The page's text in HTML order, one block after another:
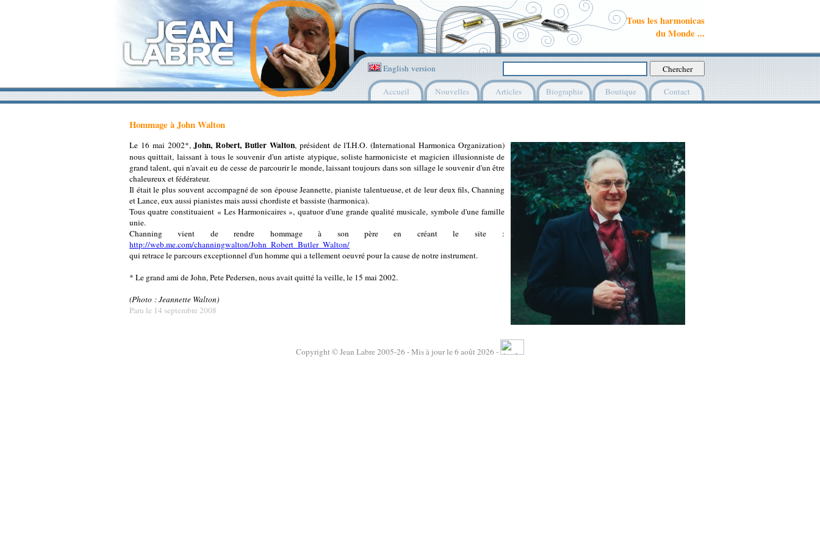
Tous les harmonicas
du Monde ...
English version
Accueil Nouvelles Articles Biographie Boutique Contact
Hommage à John Walton
Le 16 mai 2002*,John, Robert, Butler Walton, président de l'I.H.O. (International Harmonica Organization)
nous quittait, laissant à tous le souvenir d'un artiste atypique, soliste harmoniciste et magicien illusionniste de
grand talent, qui n'avait eu de cesse de parcourir le monde, laissant toujours dans son sillage le souvenir d'un être
chaleureux et fédérateur.
Il était le plus souvent accompagné de son épouse Jeannette, pianiste talentueuse, et de leur deux fils, Channing
et Lance, eux aussi pianistes mais aussi chordiste et bassiste (harmonica).
Tous quatre constituaient « Les Harmonicaires », quatuor d'une grande qualité musicale, symbole d'une famille
unie.
Channing vient de rendre hommage à son père en créant le site :
http://web.me.com/channingwalton/John_Robert_Butler_Walton/
qui retrace le parcours exceptionnel d'un homme qui a tellement oeuvré pour la cause de notre instrument.
* Le grand ami de John, Pete Pedersen, nous avait quitté la veille, le 15 mai 2002.
(Photo : Jeannette Walton)
Paru le 14 septembre 2008
Copyright © Jean Labre 2005-26 - Mis à jour le 6 août 2026 -